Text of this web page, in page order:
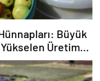
Büyük
Üretim